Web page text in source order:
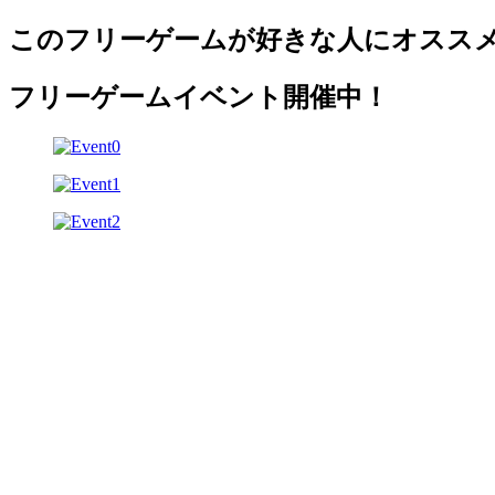
このフリーゲームが好きな人にオスス
フリーゲームイベント開催中！